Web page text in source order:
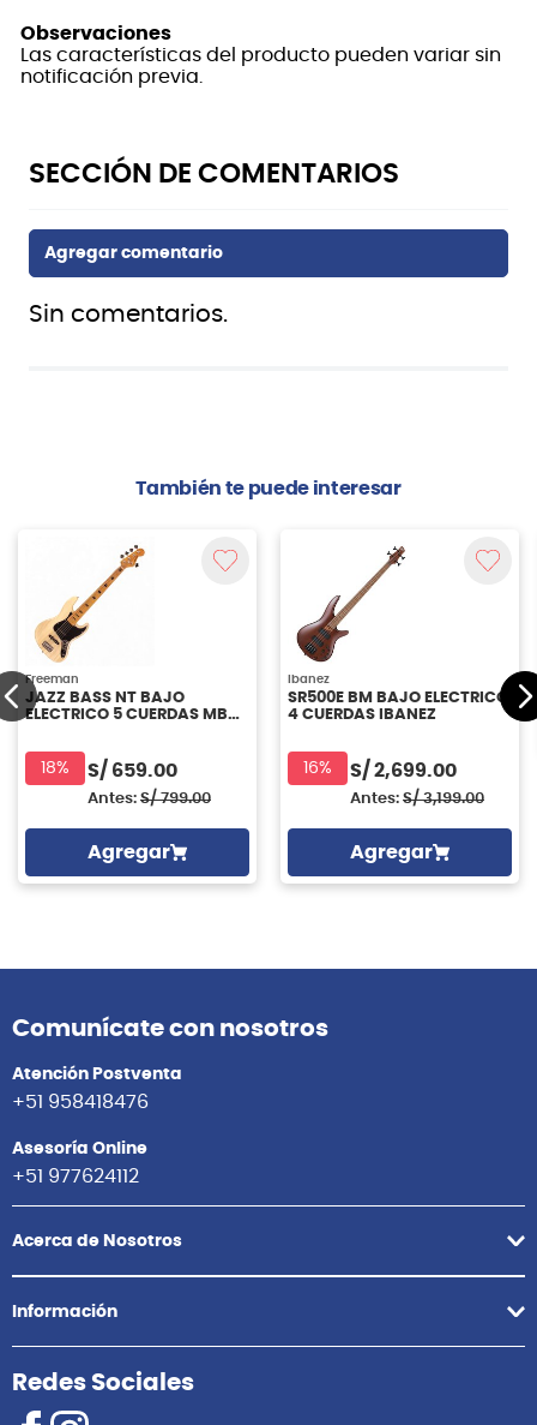
Observaciones
Las características del producto pueden variar sin
notificación previa.
Sin comentarios.
También te puede interesar
Freeman
JAZZ BASS NT BAJO
ELECTRICO 5 CUERDAS MBB
18% S/ 659.00
Antes: S/ 799.00
Agregar
Ibanez
SR500E BM BAJO ELECTRICO
4 CUERDAS IBANEZ
16% S/ 2,699.00
Antes: S/ 3,199.00
Agregar
Comunícate con nosotros
Atención Postventa
+51 958418476
Asesoría Online
+51 977624112
Acerca de Nosotros
Información
Redes Sociales